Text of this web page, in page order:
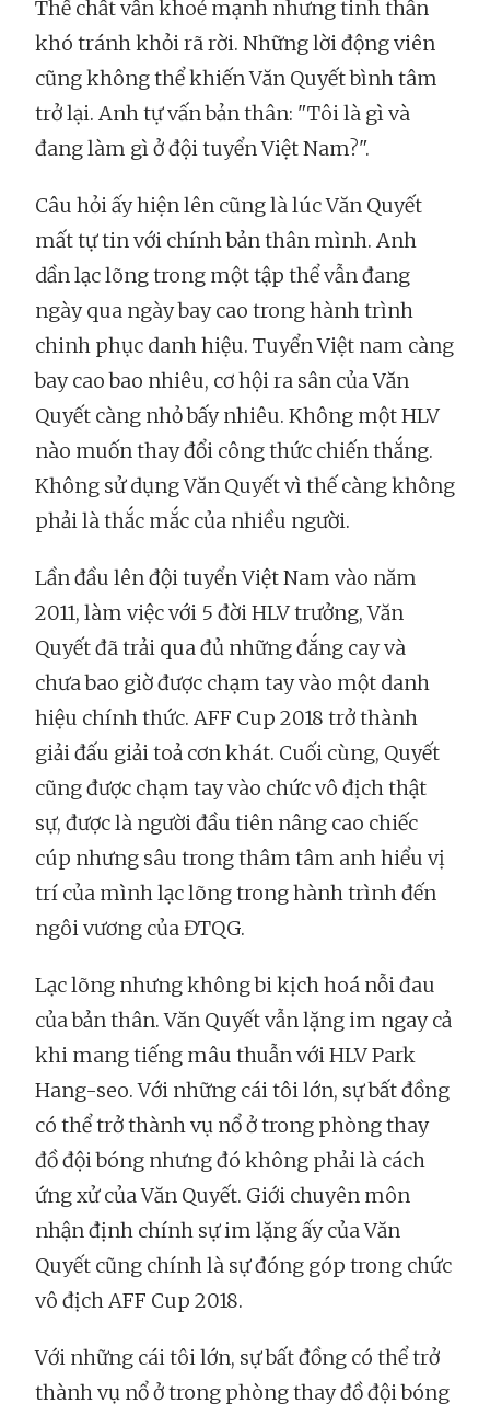
Thể chất vẫn khoẻ mạnh nhưng tinh thần
khó tránh khỏi rã rời. Những lời động viên
cũng không thể khiến Văn Quyết bình tâm
trở lại. Anh tự vấn bản thân: "Tôi là gì và
đang làm gì ở đội tuyển Việt Nam?".
Câu hỏi ấy hiện lên cũng là lúc Văn Quyết
mất tự tin với chính bản thân mình. Anh
dần lạc lõng trong một tập thể vẫn đang
ngày qua ngày bay cao trong hành trình
chinh phục danh hiệu. Tuyển Việt nam càng
bay cao bao nhiêu, cơ hội ra sân của Văn
Quyết càng nhỏ bấy nhiêu. Không một HLV
nào muốn thay đổi công thức chiến thắng.
Không sử dụng Văn Quyết vì thế càng không
phải là thắc mắc của nhiều người.
Lần đầu lên đội tuyển Việt Nam vào năm
2011, làm việc với 5 đời HLV trưởng, Văn
Quyết đã trải qua đủ những đắng cay và
chưa bao giờ được chạm tay vào một danh
hiệu chính thức. AFF Cup 2018 trở thành
giải đấu giải toả cơn khát. Cuối cùng, Quyết
cũng được chạm tay vào chức vô địch thật
sự, được là người đầu tiên nâng cao chiếc
cúp nhưng sâu trong thâm tâm anh hiểu vị
trí của mình lạc lõng trong hành trình đến
ngôi vương của ĐTQG.
Lạc lõng nhưng không bi kịch hoá nỗi đau
của bản thân. Văn Quyết vẫn lặng im ngay cả
khi mang tiếng mâu thuẫn với HLV Park
Hang-seo. Với những cái tôi lớn, sự bất đồng
có thể trở thành vụ nổ ở trong phòng thay
đồ đội bóng nhưng đó không phải là cách
ứng xử của Văn Quyết. Giới chuyên môn
nhận định chính sự im lặng ấy của Văn
Quyết cũng chính là sự đóng góp trong chức
vô địch AFF Cup 2018.
Với những cái tôi lớn, sự bất đồng có thể trở
thành vụ nổ ở trong phòng thay đồ đội bóng